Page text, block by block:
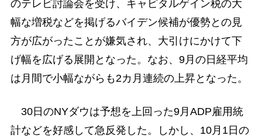
のテレビ討論会を受け、キャピタルゲイン税の大
幅な増税などを掲げるバイデン候補が優勢との見
方が広がったことが嫌気され、大引けにかけて下
げ幅を広げる展開となった。なお、9月の日経平均
は月間で小幅ながらも2カ月連続の上昇となった。
30日のNYダウは予想を上回った9月ADP雇用統
計などを好感して急反発した。しかし、10月1日の